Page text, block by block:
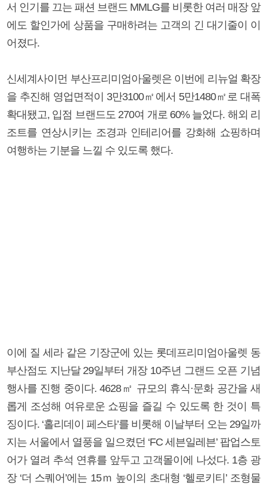
서 인기를 끄는 패션 브랜드 MMLG를 비롯한 여러 매장 앞
에도 할인가에 상품을 구매하려는 고객의 긴 대기줄이 이
어졌다.
신세계사이먼 부산프리미엄아울렛은 이번에 리뉴얼 확장
을 추진해 영업면적이 3만3100㎡에서 5만1480㎡로 대폭
확대됐고, 입점 브랜드도 270여 개로 60% 늘었다. 해외 리
조트를 연상시키는 조경과 인테리어를 강화해 쇼핑하며
여행하는 기분을 느낄 수 있도록 했다.
이에 질 세라 같은 기장군에 있는 롯데프리미엄아울렛 동
부산점도 지난달 29일부터 개장 10주년 그랜드 오픈 기념
행사를 진행 중이다. 4628㎡ 규모의 휴식·문화 공간을 새
롭게 조성해 여유로운 쇼핑을 즐길 수 있도록 한 것이 특
징이다. ‘홀리데이 페스타’를 비롯해 이날부터 오는 29일까
지는 서울에서 열풍을 일으켰던 ‘FC 세븐일레븐’ 팝업스토
어가 열려 추석 연휴를 앞두고 고객몰이에 나섰다. 1층 광
장 ‘더 스퀘어’에는 15ｍ 높이의 초대형 ‘헬로키티’ 조형물